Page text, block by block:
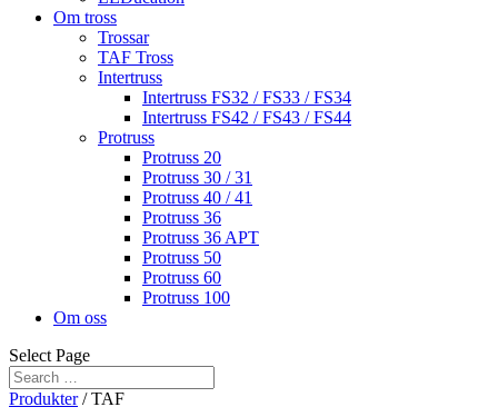
Om tross
Trossar
TAF Tross
Intertruss
Intertruss FS32 / FS33 / FS34
Intertruss FS42 / FS43 / FS44
Protruss
Protruss 20
Protruss 30 / 31
Protruss 40 / 41
Protruss 36
Protruss 36 APT
Protruss 50
Protruss 60
Protruss 100
Om oss
Select Page
Produkter/ TAF